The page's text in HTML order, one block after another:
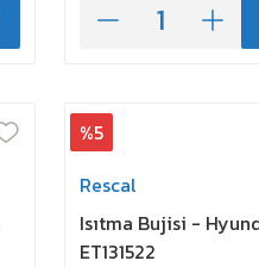
%5
Rescal
Isıtma Bujisi -
ET131522